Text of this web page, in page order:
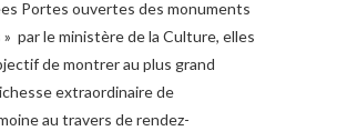
Portes ouvertes des monuments
par le ministère de la Culture, elles
de montrer au plus grand
extraordinaire de
au travers de rendez-